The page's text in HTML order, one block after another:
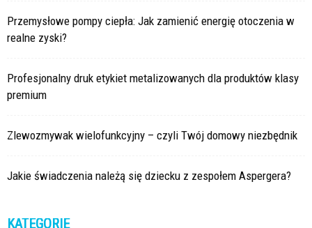
Przemysłowe pompy ciepła: Jak zamienić energię otoczenia w
realne zyski?
Profesjonalny druk etykiet metalizowanych dla produktów klasy
premium
Zlewozmywak wielofunkcyjny – czyli Twój domowy niezbędnik
Jakie świadczenia należą się dziecku z zespołem Aspergera?
KATEGORIE